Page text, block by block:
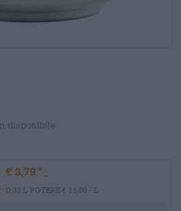
disponibile
€ 3,79
0,33 L POTERE € 11,00 / L